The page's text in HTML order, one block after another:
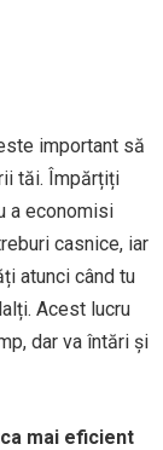
important să
tăi. Împărțiți
a economisi
casnice, iar
atunci când tu
Acest lucru
dar va întări și
mai eficient